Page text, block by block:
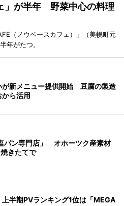
」が半年 野菜中心の料理
（ノウベースカフェ）」（美幌町元
年がたつ。
が新メニュー提供開始 豆腐の製造
ら活用
パン専門店」 オホーツク産素材
きたてで
半期PVランキング1位は「MEGA